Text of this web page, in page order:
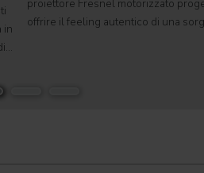
in
proiettore Fresnel motorizzato
offrire il feeling autentico di una